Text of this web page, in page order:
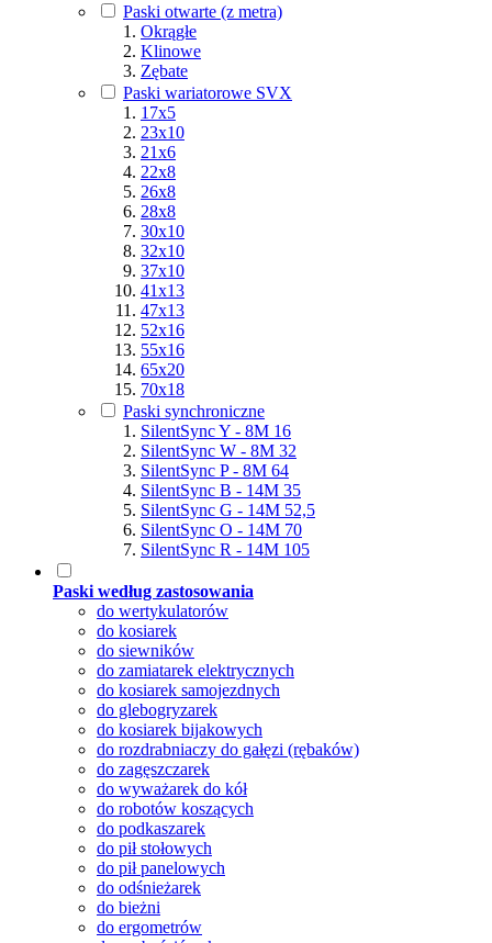
Paski otwarte (z metra)
Okrągłe
Klinowe
Zębate
Paski wariatorowe SVX
17x5
23x10
21x6
22x8
26x8
28x8
30x10
32x10
37x10
41x13
47x13
52x16
55x16
65x20
70x18
Paski synchroniczne
SilentSync Y - 8M 16
SilentSync W - 8M 32
SilentSync P - 8M 64
SilentSync B - 14M 35
SilentSync G - 14M 52,5
SilentSync O - 14M 70
SilentSync R - 14M 105
Paski według zastosowania
do wertykulatorów
do kosiarek
do siewników
do zamiatarek elektrycznych
do kosiarek samojezdnych
do glebogryzarek
do kosiarek bijakowych
do rozdrabniaczy do gałęzi (rębaków)
do zagęszczarek
do wyważarek do kół
do robotów koszących
do podkaszarek
do pił stołowych
do pił panelowych
do odśnieżarek
do bieżni
do ergometrów